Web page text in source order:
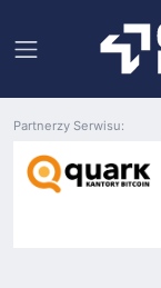
Partnerzy Serwisu: